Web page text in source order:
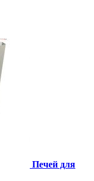
Печей для